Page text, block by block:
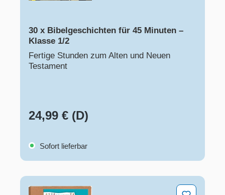
30 x Bibelgeschichten für 45 Minuten –
Klasse 1/2
Fertige Stunden zum Alten und Neuen
Testament
24,99 € (D)
Sofort lieferbar
Mit Kindern Gebete und Psalmen entdecken – Klasse